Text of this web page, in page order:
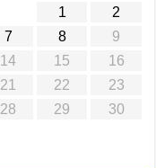
1
2
7 8
9
14 15
16
21 22
23
28 29
30